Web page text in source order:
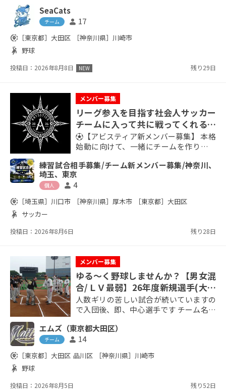
■活動エリア：大田区南側・川崎市東
側・横浜市北側 ■年齢層：20～37歳 ■レ
ベル：高校野球経験者中心 ■初年度会
ト代込み） ※11月以降入団は翌年扱...
SeaCats
チーム person 17
share_location ［東京都］ 大田区 ［神奈川県］ 川崎市
sports_handball 野球
投稿日：2026年8月8日 NEW 残り29日
メンバー募集
リーグ参入を目指す社会人サッカー
チームに入って共に戦ってくれる人
大募集！誰でも可！
⚽【アビスティア新メンバー募集】 本格
始動に向けて、一緒にチームを作り上げ
リーグ参入を目標に、社会人サッカー
チームとして活動しています。 現在、神
奈川エリア・埼玉エリア・東京エリアそ
れぞれで週1回の練習会などを行い、月1
回を目安に練習試合も開催しています。
ーが好きな方、もう一度本気でサッカー
練習試合相手募集/チーム新メンバー募集/神奈川、
埼玉、東京
個人 person 4
share_location ［埼玉県］ 川口市 ［神奈川県］ 厚木市 ［東京都］ 大田区
sports_handball サッカー
投稿日：2026年8月6日 残り28日
メンバー募集
ゆる～く野球しませんか？【男女混
合/ＬＶ最弱】26年度新規選手(大田
区在勤または在住の方の限定募集)
人数ギリの苦しい試合が続いていますの
で入団後、即、中心選手です チーム名：
当掲示板からの入団者）女子も可です 平
均年齢：30歳程度（25～50歳） 活動地
域：大田区等 活動日：日曜午後のみ 年間
試合数25試合程度（月2回） チームレベ
せん。当日の球場代÷人数で集金してま
エムズ（東京都大田区）
チーム person 14
share_location ［東京都］ 大田区 品川区 ［神奈川県］ 川崎市
sports_handball 野球
投稿日：2026年8月5日 残り52日